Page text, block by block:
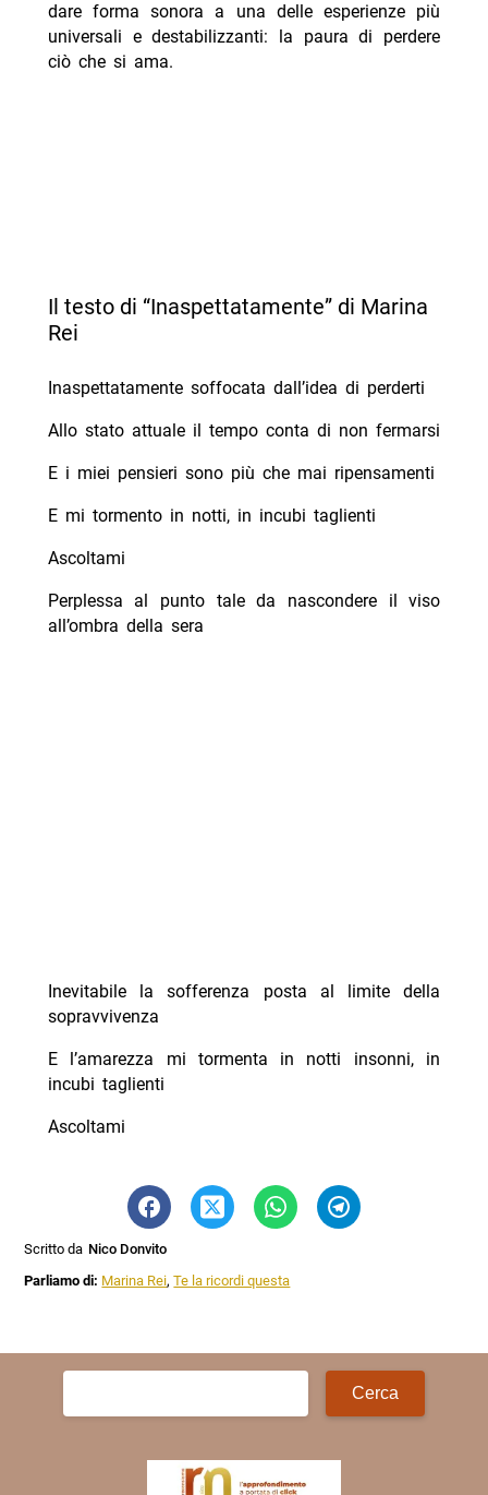
dare forma sonora a una delle esperienze più
universali e destabilizzanti: la paura di perdere
ciò che si ama.
Il testo di “Inaspettatamente” di Marina
Rei
Inaspettatamente soffocata dall’idea di perderti
Allo stato attuale il tempo conta di non fermarsi
E i miei pensieri sono più che mai ripensamenti
E mi tormento in notti, in incubi taglienti
Ascoltami
Perplessa al punto tale da nascondere il viso
all’ombra della sera
Inevitabile la sofferenza posta al limite della
sopravvivenza
E l’amarezza mi tormenta in notti insonni, in
incubi taglienti
Ascoltami
Scritto da Nico Donvito
Parliamo di: Marina Rei,Te la ricordi questa
Ricerca